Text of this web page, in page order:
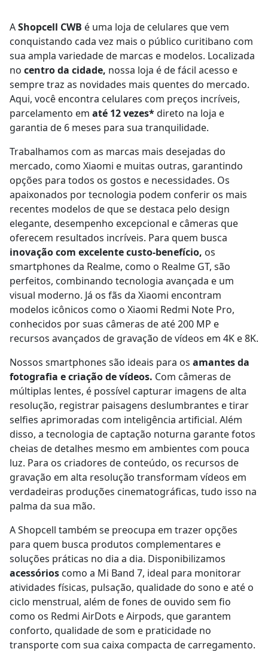
AShopcell CWB é uma loja de celulares que vem
conquistando cada vez mais o público curitibano com
sua ampla variedade de marcas e modelos. Localizada
no centro da cidade, nossa loja é de fácil acesso e
sempre traz as novidades mais quentes do mercado.
Aqui, você encontra celulares com preços incríveis,
parcelamento em até 12 vezes*direto na loja e
garantia de 6 meses para sua tranquilidade.
Trabalhamos com as marcas mais desejadas do
mercado, como Xiaomi e muitas outras, garantindo
opções para todos os gostos e necessidades. Os
apaixonados por tecnologia podem conferir os mais
recentes modelos de que se destaca pelo design
elegante, desempenho excepcional e câmeras que
oferecem resultados incríveis. Para quem busca
inovação com excelente custo-benefício, os
smartphones da Realme, como o Realme GT, são
perfeitos, combinando tecnologia avançada e um
visual moderno. Já os fãs da Xiaomi encontram
modelos icônicos como o Xiaomi Redmi Note Pro,
conhecidos por suas câmeras de até 200 MP e
recursos avançados de gravação de vídeos em 4K e 8K.
Nossos smartphones são ideais para os amantes da
fotografia e criação de vídeos. Com câmeras de
múltiplas lentes, é possível capturar imagens de alta
resolução, registrar paisagens deslumbrantes e tirar
selfies aprimoradas com inteligência artificial. Além
disso, a tecnologia de captação noturna garante fotos
cheias de detalhes mesmo em ambientes com pouca
luz. Para os criadores de conteúdo, os recursos de
gravação em alta resolução transformam vídeos em
verdadeiras produções cinematográficas, tudo isso na
palma da sua mão.
A Shopcell também se preocupa em trazer opções
para quem busca produtos complementares e
soluções práticas no dia a dia. Disponibilizamos
acessórios como a Mi Band 7, ideal para monitorar
atividades físicas, pulsação, qualidade do sono e até o
ciclo menstrual, além de fones de ouvido sem fio
como os Redmi AirDots e Airpods, que garantem
conforto, qualidade de som e praticidade no
transporte com sua caixa compacta de carregamento.